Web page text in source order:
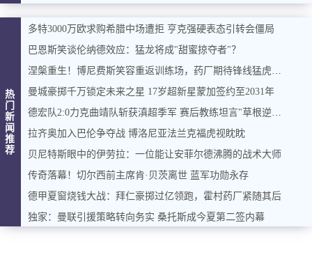
热
门
新
闻
推
荐
多特3000万欧求购希腊中场遭拒 亨克强硬表态引转会僵局
巴恩斯笑谈伦纳德效应：猛龙将成"甜蜜掠夺者"？
涅槃重生！博尼费斯笑容重返训练场，药厂期待锋线猛虎归来
曼城豪掷千万锁定未来之星 17岁超新星蒙加签约至2031年
德宏队2:0力克曲靖队斩获滇超季军 赛后教练坦言"草根逆袭"背后的足球梦想
拉齐奥加入巴伦争夺战 博洛尼亚法兰克福虎视眈眈
贝尼特斯眼中的伊劳拉：一位能让安菲尔德沸腾的战术大师
传奇落幕！切尔西前主席肯·贝茨离世 蓝军功勋永存
德甲夏窗烧钱大战：拜仁豪掷过亿领跑，霍村药厂紧随其后
独家：曼联引援策略转向务实 桑托斯成今夏第二签内幕